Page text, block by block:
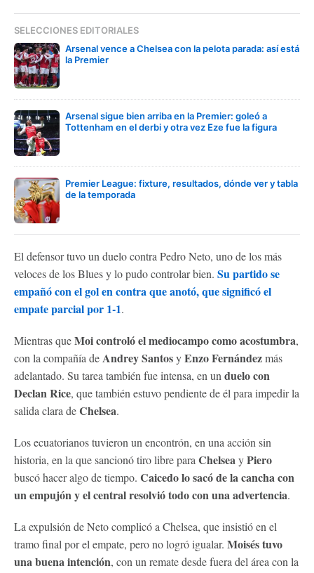
SELECCIONES EDITORIALES
Arsenal vence a Chelsea con la pelota parada: así está
la Premier
Arsenal sigue bien arriba en la Premier: goleó a
Tottenham en el derbi y otra vez Eze fue la figura
Premier League: fixture, resultados, dónde ver y tabla
de la temporada
El defensor tuvo un duelo contra Pedro Neto, uno de los más
veloces de los Blues y lo pudo controlar bien. Su partido se
empañó con el gol en contra que anotó, que significó el
empate parcial por 1-1.
Mientras queMoi controló el mediocampo como acostumbra,
con la compañía deAndrey SantosyEnzo Fernándezmás
adelantado. Su tarea también fue intensa, en un duelo con
Declan Rice, que también estuvo pendiente de él para impedir la
salida clara deChelsea.
Los ecuatorianos tuvieron un encontrón, en una acción sin
historia, en la que sancionó tiro libre para ChelseayPiero
buscó hacer algo de tiempo. Caicedo lo sacó de la cancha con
un empujón y el central resolvió todo con una advertencia.
La expulsión de Neto complicó a Chelsea, que insistió en el
tramo final por el empate, pero no logró igualar. Moisés tuvo
una buena intención, con un remate desde fuera del área con la